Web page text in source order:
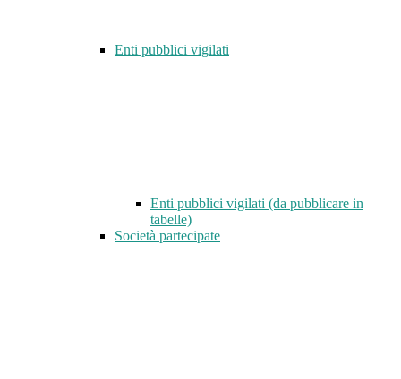
Enti pubblici vigilati
Enti pubblici vigilati (da pubblicare in
tabelle)
Società partecipate